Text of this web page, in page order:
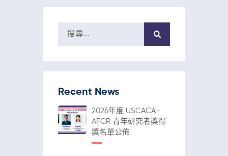
Recent News
2026年度 USCACA–
AFCR 青年研究者獎得
獎名單公佈